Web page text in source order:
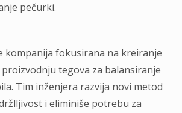
pečurki.
kompanija fokusirana na kreiranje
tegova za balansiranje
Tim inženjera razvija novi metod
i eliminiše potrebu za